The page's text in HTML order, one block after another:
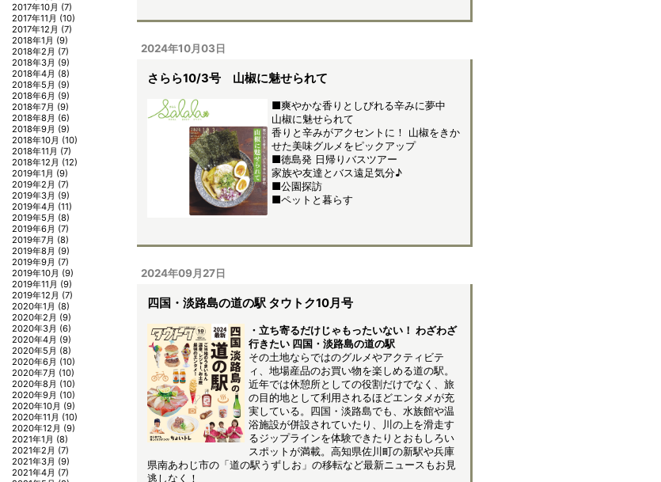
2024年10月03日
さらら10/3号 山椒に魅せられて
■爽やかな香りとしびれる辛みに夢中
山椒に魅せられて
香りと辛みがアクセントに！ 山椒をきか
せた美味グルメをピックアップ
■徳島発 日帰りバスツアー
家族や友達とバス遠足気分♪
■公園探訪
■ペットと暮らす
2024年09月27日
四国・淡路島の道の駅 タウトク10月号
・立ち寄るだけじゃもったいない！ わざわざ
行きたい 四国・淡路島の道の駅
その土地ならではのグルメやアクティビテ
ィ、地場産品のお買い物を楽しめる道の駅。
近年では休憩所としての役割だけでなく、旅
の目的地として利用されるほどエンタメが充
実している。四国・淡路島でも、水族館や温
浴施設が併設されていたり、川の上を滑走す
るジップラインを体験できたりとおもしろい
スポットが満載。高知県佐川町の新駅や兵庫
県南あわじ市の「道の駅うずしお」の移転など最新ニュースもお見
逃しなく！
2017年10月 (7)
2017年11月 (10)
2017年12月 (7)
2018年1月 (9)
2018年2月 (7)
2018年3月 (9)
2018年4月 (8)
2018年5月 (9)
2018年6月 (9)
2018年7月 (9)
2018年8月 (6)
2018年9月 (9)
2018年10月 (10)
2018年11月 (7)
2018年12月 (12)
2019年1月 (9)
2019年2月 (7)
2019年3月 (9)
2019年4月 (11)
2019年5月 (8)
2019年6月 (7)
2019年7月 (8)
2019年8月 (9)
2019年9月 (7)
2019年10月 (9)
2019年11月 (9)
2019年12月 (7)
2020年1月 (8)
2020年2月 (9)
2020年3月 (6)
2020年4月 (9)
2020年5月 (8)
2020年6月 (10)
2020年7月 (10)
2020年8月 (10)
2020年9月 (10)
2020年10月 (9)
2020年11月 (10)
2020年12月 (9)
2021年1月 (8)
2021年2月 (7)
2021年3月 (9)
2021年4月 (7)